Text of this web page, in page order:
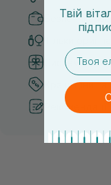
Безпечні
Система
Кращі ціни
Твій
email